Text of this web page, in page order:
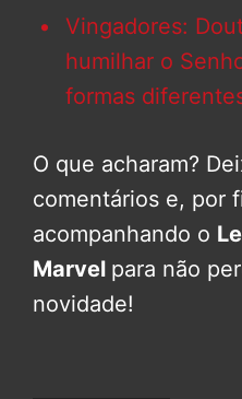
Vingadores:
humilhar o
formas
O que acharam?
comentários e, por
acompanhando o
Marvel para não
novidade!